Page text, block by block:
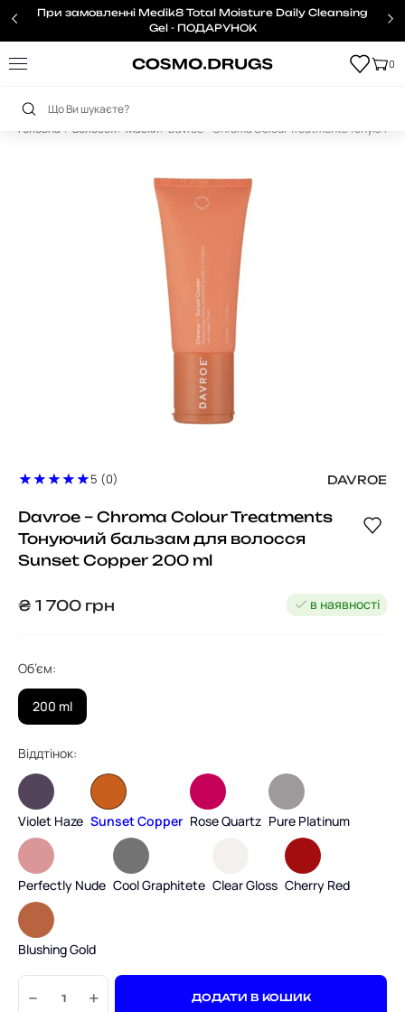
При замовленні Medik8 Total Moisture Daily Cleansing
Gel - ПОДАРУНОК
0
Головна Волосся Маски Davroe – Chroma Colour Treatments
5 (0) DAVROE
Davroe – Chroma Colour Treatments
Тонуючий бальзам для волосся
Sunset Copper 200 ml
₴ 1 700 грн в наявності
Об’єм:
200 ml
Віддтінок:
Violet Haze Sunset Copper Rose Quartz Pure Platinum
Perfectly Nude Cool Graphitete Clear Gloss Cherry Red
Blushing Gold
− + ДОДАТИ В КОШИК